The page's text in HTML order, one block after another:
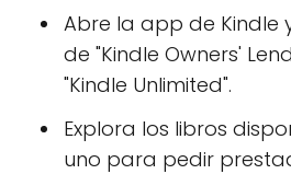
Abre la app de Kindle
de "Kindle Owners'
"Kindle Unlimited".
Explora los libros
uno para pedir